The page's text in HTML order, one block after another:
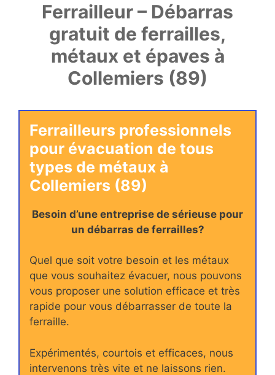
Ferrailleur – Débarras
gratuit de ferrailles,
métaux et épaves à
Collemiers (89)
Ferrailleurs professionnels
pour évacuation de tous
types de métaux à
Collemiers (89)
Besoin d’une entreprise de sérieuse pour
un débarras de ferrailles?
Quel que soit votre besoin et les métaux
que vous souhaitez évacuer, nous pouvons
vous proposer une solution efficace et très
rapide pour vous débarrasser de toute la
ferraille.
Expérimentés, courtois et efficaces, nous
intervenons très vite et ne laissons rien.